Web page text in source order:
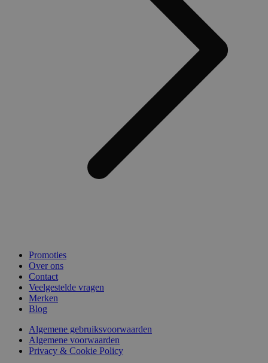
Promoties
Over ons
Contact
Veelgestelde vragen
Merken
Blog
Algemene gebruiksvoorwaarden
Algemene voorwaarden
Privacy & Cookie Policy